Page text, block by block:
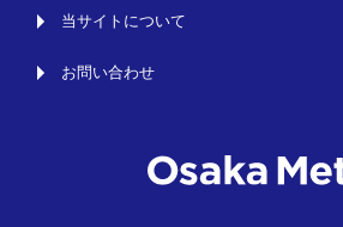
当サイトについて
お問い合わせ